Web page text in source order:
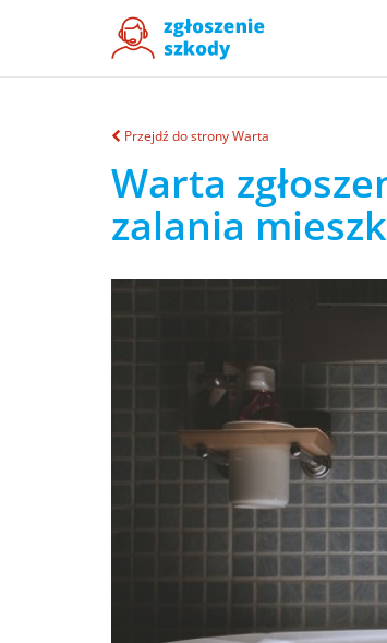
Przejdź do strony Warta
Warta
zalania